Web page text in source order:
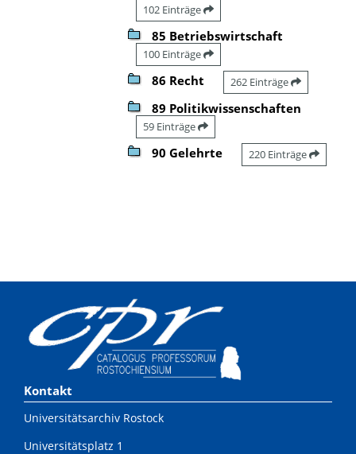
102 Einträge
85 Betriebswirtschaft
100 Einträge
86 Recht 262 Einträge
89 Politikwissenschaften
59 Einträge
90 Gelehrte 220 Einträge
Kontakt
Universitätsarchiv Rostock
Universitätsplatz 1